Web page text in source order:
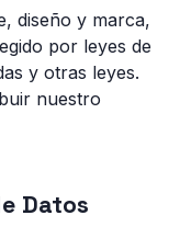
diseño y marca,
por leyes de
y otras leyes.
nuestro
Datos